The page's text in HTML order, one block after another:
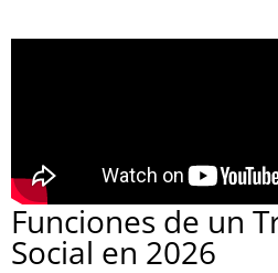
Funciones de un
Social en 2026